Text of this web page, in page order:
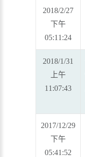
2018/2/27
下午
05:11:24
2018/1/31
上午
11:07:43
2017/12/29
下午
05:41:52